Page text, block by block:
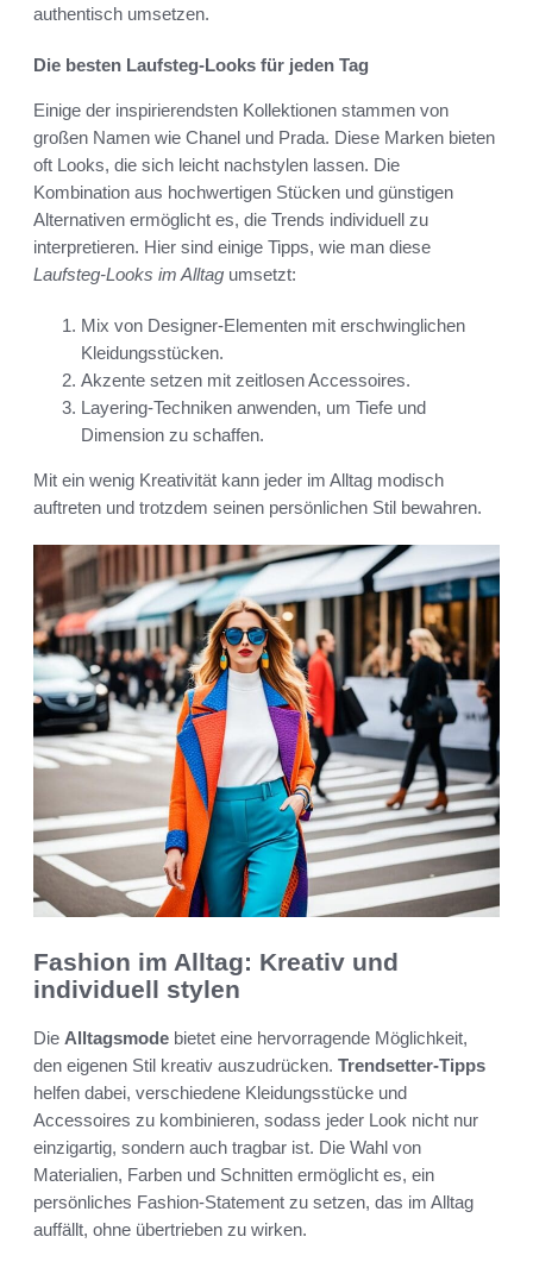
authentisch umsetzen.
Die besten Laufsteg-Looks für jeden Tag
Einige der inspirierendsten Kollektionen stammen von
großen Namen wie Chanel und Prada. Diese Marken bieten
oft Looks, die sich leicht nachstylen lassen. Die
Kombination aus hochwertigen Stücken und günstigen
Alternativen ermöglicht es, die Trends individuell zu
interpretieren. Hier sind einige Tipps, wie man diese
Laufsteg-Looks im Alltag umsetzt:
Mix von Designer-Elementen mit erschwinglichen
Kleidungsstücken.
Akzente setzen mit zeitlosen Accessoires.
Layering-Techniken anwenden, um Tiefe und
Dimension zu schaffen.
Mit ein wenig Kreativität kann jeder im Alltag modisch
auftreten und trotzdem seinen persönlichen Stil bewahren.
Fashion im Alltag: Kreativ und
individuell stylen
Die Alltagsmode bietet eine hervorragende Möglichkeit,
den eigenen Stil kreativ auszudrücken. Trendsetter-Tipps
helfen dabei, verschiedene Kleidungsstücke und
Accessoires zu kombinieren, sodass jeder Look nicht nur
einzigartig, sondern auch tragbar ist. Die Wahl von
Materialien, Farben und Schnitten ermöglicht es, ein
persönliches Fashion-Statement zu setzen, das im Alltag
auffällt, ohne übertrieben zu wirken.